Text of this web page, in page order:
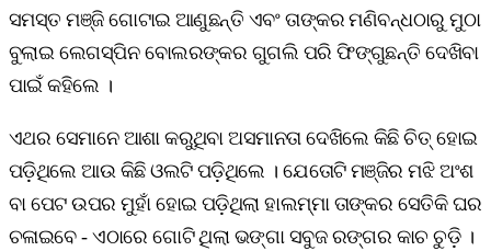
ସମସ୍ତ ମଞ୍ଜି ଗୋଟାଇ ଆଣୁଛନ୍ତି ଏବଂ ତାଙ୍କର ମଣିବନ୍ଧଠାରୁ ମୁଠା
ବୁଲାଇ ଲେଗସ୍ପିନ ବୋଲରଙ୍କର ଗୁଗଲି ପରି ଫିଙ୍ଗୁଛନ୍ତି ଦେଖିବା
ପାଇଁ କହିଲେ ।
ଏଥର ସେମାନେ ଆଶା କରୁଥିବା ଅସମାନତା ଦେଖିଲେ କିଛି ଚିତ୍ ହୋଇ
ପଡ଼ିଥିଲେ ଆଉ କିଛି ଓଲଟି ପଡ଼ିଥିଲେ । ଯେତୋଟି ମଞ୍ଜିର ମଝି ଅଂଶ
ବା ପେଟ ଉପର ମୁହାଁ ହୋଇ ପଡ଼ିଥିଲା ହାଲମ୍ମା ତାଙ୍କର ସେତିକି ଘର
ଚଳାଇବେ - ଏଠାରେ ଗୋଟି ଥିଲା ଭଙ୍ଗା ସବୁଜ ରଙ୍ଗର କାଚ ଚୁଡ଼ି ।